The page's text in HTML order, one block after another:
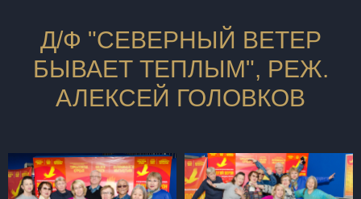
Д/Ф "СЕВЕРНЫЙ ВЕТЕР
БЫВАЕТ ТЕПЛЫМ", РЕЖ.
АЛЕКСЕЙ ГОЛОВКОВ